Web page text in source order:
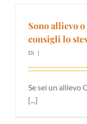
Sono allievo
consigli lo
Di |
Se sei un allievo
[...]